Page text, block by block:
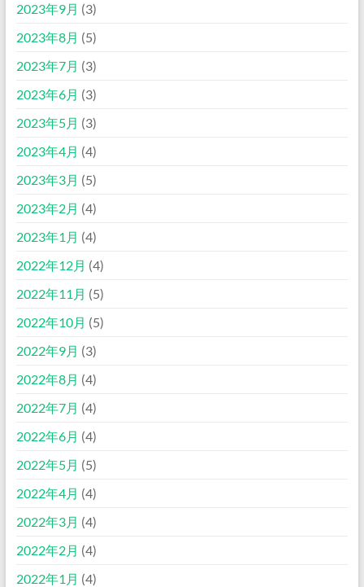
2023年9月 (3)
2023年8月 (5)
2023年7月 (3)
2023年6月 (3)
2023年5月 (3)
2023年4月 (4)
2023年3月 (5)
2023年2月 (4)
2023年1月 (4)
2022年12月 (4)
2022年11月 (5)
2022年10月 (5)
2022年9月 (3)
2022年8月 (4)
2022年7月 (4)
2022年6月 (4)
2022年5月 (5)
2022年4月 (4)
2022年3月 (4)
2022年2月 (4)
2022年1月 (4)